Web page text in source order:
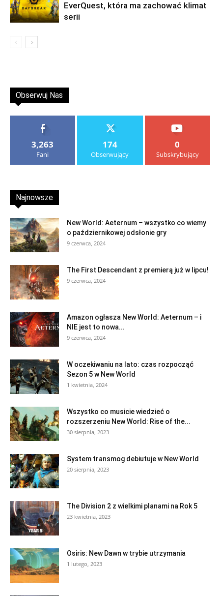
EverQuest, która ma zachować klimat
serii
Obserwuj Nas
3,263
Fani
174
Obserwujący
0
Subskrybujący
Najnowsze
New World: Aeternum – wszystko co wiemy
o październikowej odsłonie gry
9 czerwca, 2024
The First Descendant z premierą już w lipcu!
9 czerwca, 2024
Amazon ogłasza New World: Aeternum – i
NIE jest to nowa...
9 czerwca, 2024
W oczekiwaniu na lato: czas rozpocząć
Sezon 5 w New World
1 kwietnia, 2024
Wszystko co musicie wiedzieć o
rozszerzeniu New World: Rise of the...
30 sierpnia, 2023
System transmog debiutuje w New World
20 sierpnia, 2023
The Division 2 z wielkimi planami na Rok 5
23 kwietnia, 2023
Osiris: New Dawn w trybie utrzymania
1 lutego, 2023